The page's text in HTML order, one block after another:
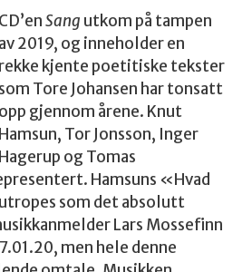
CD’enSang utkom på tampen
av 2019, og inneholder en
rekke kjente poetitiske tekster
som Tore Johansen har tonsatt
opp gjennom årene. Knut
Hamsun, Tor Jonsson, Inger
Hagerup og Tomas
Hamsuns «Hvad
som det absolutt
Lars Mossefinn
men hele denne